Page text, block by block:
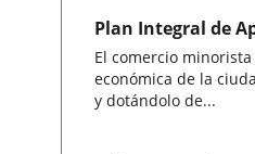
Plan Integral de
El comercio
económica de la
y dotándolo de...